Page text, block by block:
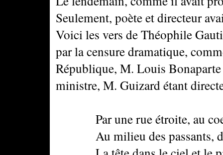
Seulement, poète et directeur
Voici les vers de Théophile
par la censure dramatique,
République, M. Louis
ministre, M. Guizard étant
Par une rue étroite, au
Au milieu des passants, du